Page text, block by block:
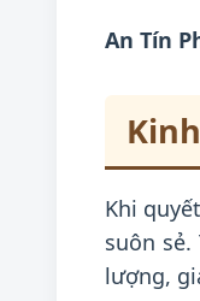
An Tín
Khi
suôn
lượng,